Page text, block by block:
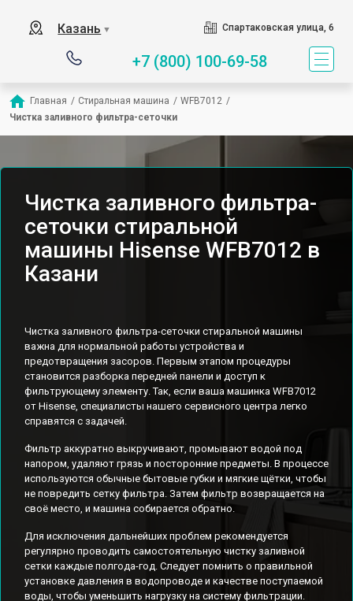
Казань ▼ Спартаковская улица, 6
+7 (800) 100-69-58
Главная / Стиральная машина / WFB7012 /
Чистка заливного фильтра-сеточки
Чистка заливного фильтра-
сеточки стиральной
машины Hisense WFB7012 в
Казани
Чистка заливного фильтра-сеточки стиральной машины
важна для нормальной работы устройства и
предотвращения засоров. Первым этапом процедуры
становится разборка передней панели и доступ к
фильтрующему элементу. Так, если ваша машинка WFB7012
от Hisense, специалисты нашего сервисного центра легко
справятся с задачей.
Фильтр аккуратно выкручивают, промывают водой под
напором, удаляют грязь и посторонние предметы. В процессе
используются обычные бытовые губки и мягкие щётки, чтобы
не повредить сетку фильтра. Затем фильтр возвращается на
своё место, и машина собирается обратно.
Для исключения дальнейших проблем рекомендуется
регулярно проводить самостоятельную чистку заливной
сетки каждые полгода-год. Следует помнить о правильной
установке давления в водопроводе и качестве поступаемой
воды, чтобы уменьшить нагрузку на систему фильтрации.